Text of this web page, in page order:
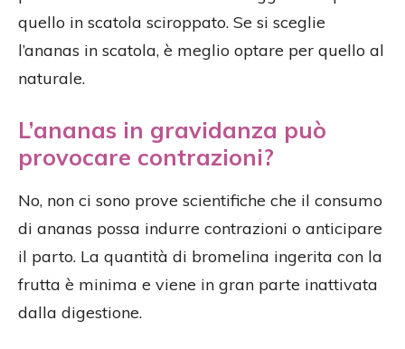
quello in scatola sciroppato. Se si sceglie
l’ananas in scatola, è meglio optare per quello al
naturale.
L’ananas in gravidanza può
provocare contrazioni?
No, non ci sono prove scientifiche che il consumo
di ananas possa indurre contrazioni o anticipare
il parto. La quantità di bromelina ingerita con la
frutta è minima e viene in gran parte inattivata
dalla digestione.